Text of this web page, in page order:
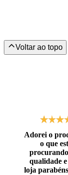
Adorei o
o que
qualidade
loja